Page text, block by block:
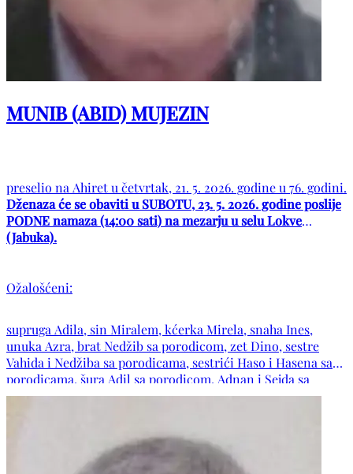
MUNIB (ABID) MUJEZIN
preselio na Ahiret u četvrtak, 21. 5. 2026. godine u 76. godini.
Dženaza će se obaviti u SUBOTU, 23. 5. 2026. godine poslije
PODNE namaza (14:00 sati) na mezarju u selu Lokve
(Jabuka).
Ožalošćeni:
supruga Adila, sin Miralem, kćerka Mirela, snaha Ines,
unuka Azra, brat Nedžib sa porodicom, zet Dino, sestre
Vahida i Nedžiba sa porodicama, sestrići Haso i Hasena sa
porodicama, šura Adil sa porodicom, Adnan i Sejda sa
porodicom, prijatelji Miroslav i Merima, porodice: Mujezin,
Trnka, Hajrić, Turčalo, Muslim, Balaš te ostala
mnogobrojna rodbina, komšije i prijatelji.